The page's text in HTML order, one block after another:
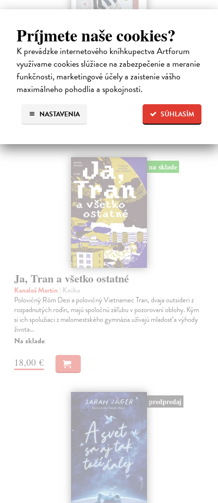
Príjmete naše cookies?
K prevádzke internetového kníhkupectva Artforum
využívame cookies slúžiace na zabezpečenie a meranie
funkčnosti, marketingové účely a zaistenie vášho
maximálneho pohodlia a spokojnosti.
SÚHLASÍM
NASTAVENIA
Skóre
Kennedy Elle| Kniha
Allie Hayesová prežíva krízu. Blížia sa promócie a ona stále netuší, čo
bude robiť po vysokej.
Do 4 dní
16,39 €
16,90 € ?
na sklade
Ja, Tran a všetko ostatné
Kanaloš Martin | Kniha
Polovičný Róm Dezi a polovičný Vietnamec Tran, dvaja outsideri z
rozpadnutých rodín, majú spoločnú záľubu v pozorovaní oblohy. Kým
si ich spolužiaci z malomestského gymnázia užívajú mladosť a výhody
života…
Na sklade
18,00 €
predpredaj